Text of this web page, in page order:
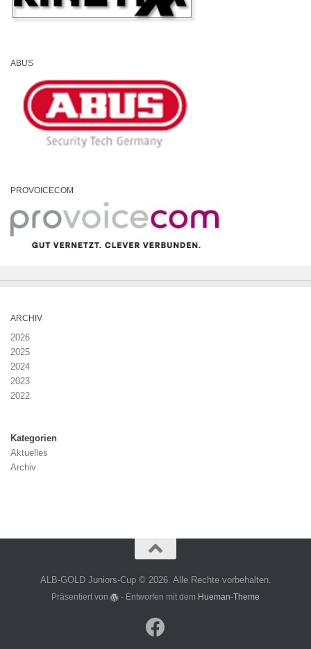
ABUS
PROVOICECOM
ARCHIV
2026
2025
2024
2023
2022
Kategorien
Aktuelles
Archiv
ALB-GOLD Juniors-Cup © 2026. Alle Rechte vorbehalten.
Präsentiert von - Entworfen mit dem Hueman-Theme